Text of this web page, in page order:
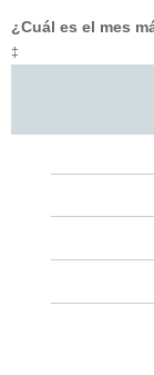
¿Cuál es el mes
‡